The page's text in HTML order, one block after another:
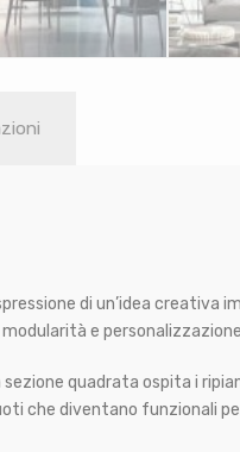
di un’idea creativa
e
quadrata ospita i
che diventano funzionali